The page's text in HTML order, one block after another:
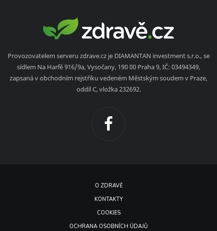
Provozovatelem serveru zdrave.cz je DIAMANTAN investment s.r.o., se
sídlem Na Harfě 916/9a, Vysočany, 190 00 Praha 9, IČ: 03494349,
zapsaná v obchodním rejstříku vedeném Městským soudem v Praze,
oddíl C, vložka 232692.
O ZDRAVĚ
KONTAKTY
COOKIES
OCHRANA OSOBNÍCH ÚDAJŮ